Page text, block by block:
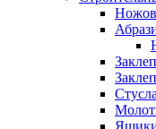
Стусла
Ящики